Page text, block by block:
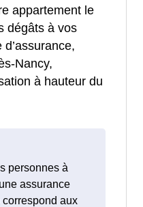
appartement le
dégâts à vos
Nancy,
à hauteur du
personnes à
assurance
aux